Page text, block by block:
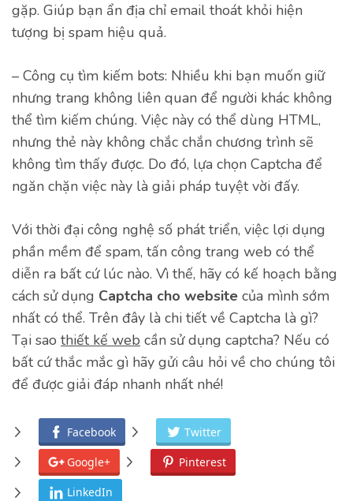
gặp. Giúp bạn ẩn địa chỉ email thoát khỏi hiện
tượng bị spam hiệu quả.
– Công cụ tìm kiếm bots: Nhiều khi bạn muốn giữ
nhưng trang không liên quan để người khác không
thể tìm kiếm chúng. Việc này có thể dùng HTML,
nhưng thẻ này không chắc chắn chương trình sẽ
không tìm thấy được. Do đó, lựa chọn Captcha để
ngăn chặn việc này là giải pháp tuyệt vời đấy.
Với thời đại công nghệ số phát triển, việc lợi dụng
phần mềm để spam, tấn công trang web có thể
diễn ra bất cứ lúc nào. Vì thế, hãy có kế hoạch bằng
cách sử dụng Captcha cho website của mình sớm
nhất có thể. Trên đây là chi tiết về Captcha là gì?
Tại sao thiết kế web cần sử dụng captcha? Nếu có
bất cứ thắc mắc gì hãy gửi câu hỏi về cho chúng tôi
để được giải đáp nhanh nhất nhé!
Facebook Twitter
Google+ Pinterest
LinkedIn